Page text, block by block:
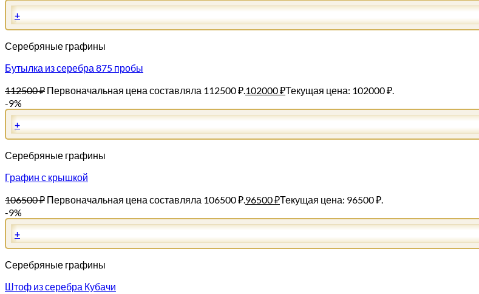
+
Серебряные графины
Бутылка из серебра 875 пробы
112500₽ Первоначальная цена составляла 112500 ₽. 102000₽Текущая цена: 102000 ₽.
-9%
+
Серебряные графины
Графин с крышкой
106500₽ Первоначальная цена составляла 106500 ₽. 96500₽Текущая цена: 96500 ₽.
-9%
+
Серебряные графины
Штоф из серебра Кубачи